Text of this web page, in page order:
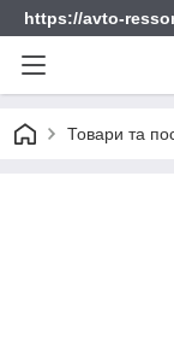
https://avto-
Товари та